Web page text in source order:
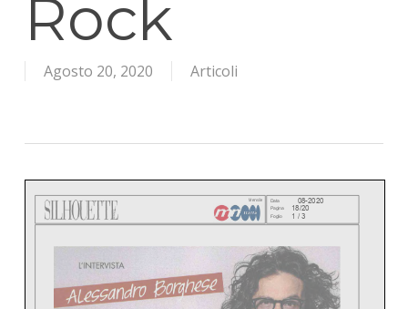
Rock
Agosto 20, 2020 Articoli